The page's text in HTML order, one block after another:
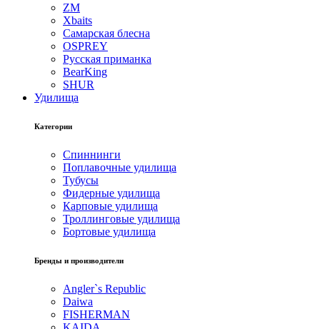
ZM
Xbaits
Самарская блесна
OSPREY
Русская приманка
BearKing
SHUR
Удилища
Категории
Спиннинги
Поплавочные удилища
Тубусы
Фидерные удилища
Карповые удилища
Троллинговые удилища
Бортовые удилища
Бренды и производители
Angler`s Republic
Daiwa
FISHERMAN